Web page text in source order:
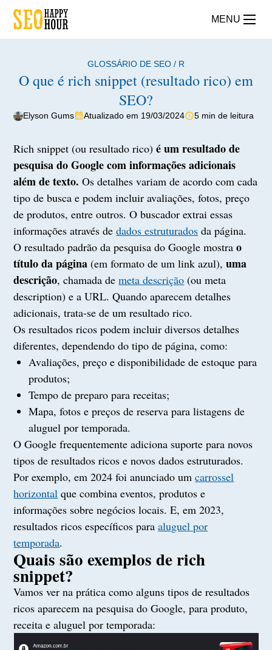
MENU
GLOSSÁRIO DE SEO / R
O que é rich snippet (resultado rico) em
SEO?
Elyson Gums Atualizado em 19/03/2024 5 min de leitura
Rich snippet (ou resultado rico)é um resultado de
pesquisa do Google com informações adicionais
além de texto.Os detalhes variam de acordo com cada
tipo de busca e podem incluir avaliações, fotos, preço
de produtos, entre outros. O buscador extrai essas
informações através dedados estruturados da página.
O resultado padrão da pesquisa do Google mostrao
título da página(em formato de um link azul),uma
descrição, chamada demeta descrição (ou meta
description) e a URL. Quando aparecem detalhes
adicionais, trata-se de um resultado rico.
Os resultados ricos podem incluir diversos detalhes
diferentes, dependendo do tipo de página, como:
Avaliações, preço e disponibilidade de estoque para
produtos;
Tempo de preparo para receitas;
Mapa, fotos e preços de reserva para listagens de
aluguel por temporada.
O Google frequentemente adiciona suporte para novos
tipos de resultados ricos e novos dados estruturados.
Por exemplo, em 2024 foi anunciado umcarrossel
horizontal que combina eventos, produtos e
informações sobre negócios locais. E, em 2023,
resultados ricos específicos paraaluguel por
temporada.
Quais são exemplos de rich
snippet?
Vamos ver na prática como alguns tipos de resultados
ricos aparecem na pesquisa do Google, para produto,
receita e aluguel por temporada: